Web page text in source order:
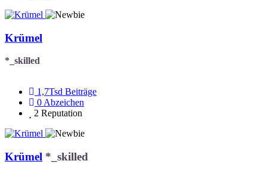
Krümel
*_skilled
1,7Tsd Beiträge
0 Abzeichen
2 Reputation
Krümel *_skilled